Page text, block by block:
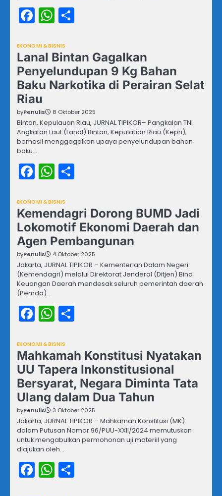
Facebook
WhatsApp
EKONOMI & BISNIS
Lanal Bintan Gagalkan
Penyelundupan 9 Kg Bahan
Baku Narkotika di Perairan Selat
Riau
byPenulis 8 Oktober 2025
Bintan, Kepulauan Riau, JURNAL TIPIKOR– Pangkalan TNI
Angkatan Laut (Lanal) Bintan, Kepulauan Riau (Kepri),
berhasil menggagalkan upaya penyelundupan bahan
baku…
Facebook
WhatsApp
EKONOMI & BISNIS
Kemendagri Dorong BUMD Jadi
Lokomotif Ekonomi Daerah dan
Agen Pembangunan
byPenulis 4 Oktober 2025
Jakarta, JURNAL TIPIKOR – Kementerian Dalam Negeri
(Kemendagri) melalui Direktorat Jenderal (Ditjen) Bina
Keuangan Daerah mendesak seluruh pemerintah daerah
(Pemda)…
Facebook
WhatsApp
EKONOMI & BISNIS
Mahkamah Konstitusi Nyatakan
UU Tapera Inkonstitusional
Bersyarat, Negara Diminta Tata
Ulang dalam Dua Tahun
byPenulis 3 Oktober 2025
Jakarta, JURNAL TIPIKOR – Mahkamah Konstitusi (MK)
dalam Putusan Nomor 96/PUU-XXII/2024 memutuskan
untuk mengabulkan permohonan uji materiil yang
diajukan oleh…
Facebook
WhatsApp